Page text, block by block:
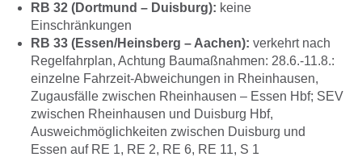
RB 32 (Dortmund – Duisburg): keine
Einschränkungen
RB 33 (Essen/Heinsberg – Aachen): verkehrt nach
Regelfahrplan, Achtung Baumaßnahmen: 28.6.-11.8.:
einzelne Fahrzeit-Abweichungen in Rheinhausen,
Zugausfälle zwischen Rheinhausen – Essen Hbf; SEV
zwischen Rheinhausen und Duisburg Hbf,
Ausweichmöglichkeiten zwischen Duisburg und
Essen auf RE 1, RE 2, RE 6, RE 11, S 1